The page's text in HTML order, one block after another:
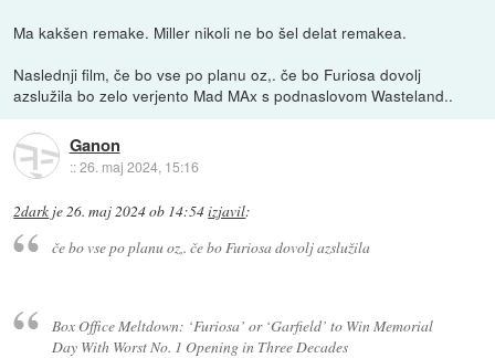
Ma kakšen remake. Miller nikoli ne bo šel delat remakea.
Naslednji film, če bo vse po planu oz,. če bo Furiosa dovolj
azslužila bo zelo verjento Mad MAx s podnaslovom Wasteland..
Ganon
::26. maj 2024, 15:16
2dark je26. maj 2024 ob 14:54izjavil:
če bo vse po planu oz,. če bo Furiosa dovolj azslužila
Box Office Meltdown: ‘Furiosa’ or ‘Garfield’ to Win Memorial
Day With Worst No. 1 Opening in Three Decades